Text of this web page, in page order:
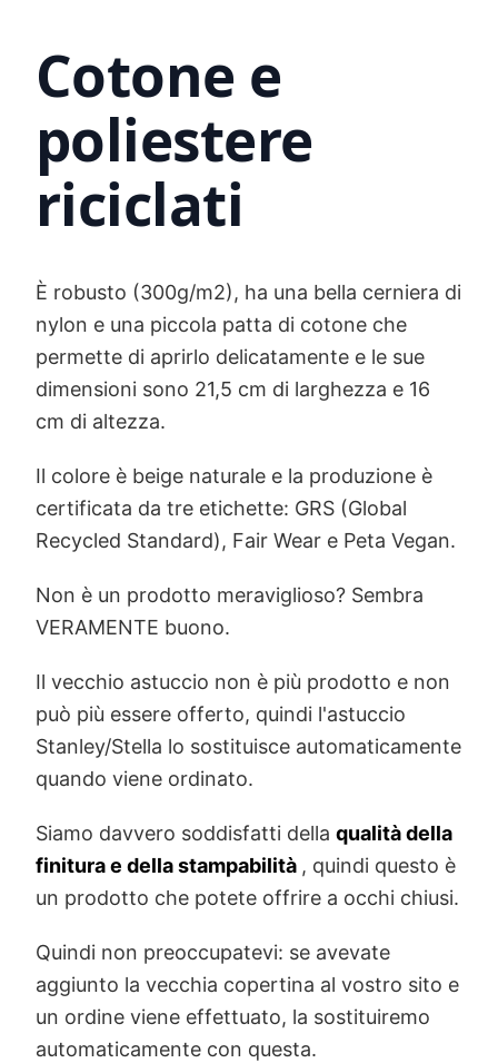
Cotone e
poliestere
riciclati
È robusto (300g/m2), ha una bella cerniera di
nylon e una piccola patta di cotone che
permette di aprirlo delicatamente e le sue
dimensioni sono 21,5 cm di larghezza e 16
cm di altezza.
Il colore è beige naturale e la produzione è
certificata da tre etichette: GRS (Global
Recycled Standard), Fair Wear e Peta Vegan.
Non è un prodotto meraviglioso? Sembra
VERAMENTE buono.
Il vecchio astuccio non è più prodotto e non
può più essere offerto, quindi l'astuccio
Stanley/Stella lo sostituisce automaticamente
quando viene ordinato.
Siamo davvero soddisfatti della qualità della
finitura e della stampabilità , quindi questo è
un prodotto che potete offrire a occhi chiusi.
Quindi non preoccupatevi: se avevate
aggiunto la vecchia copertina al vostro sito e
un ordine viene effettuato, la sostituiremo
automaticamente con questa.